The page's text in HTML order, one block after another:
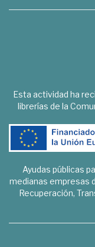
Esta actividad ha
librerías de la
Ayudas públicas
medianas empresas
Recuperación,